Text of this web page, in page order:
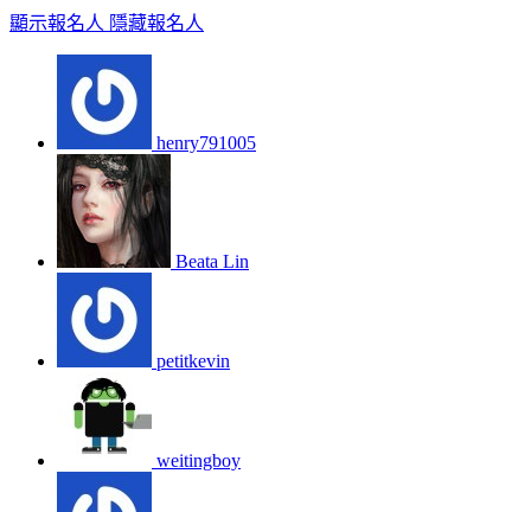
顯示報名人 隱藏報名人
henry791005
Beata Lin
petitkevin
weitingboy